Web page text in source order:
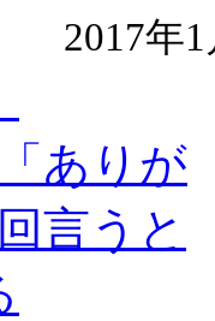
2017年